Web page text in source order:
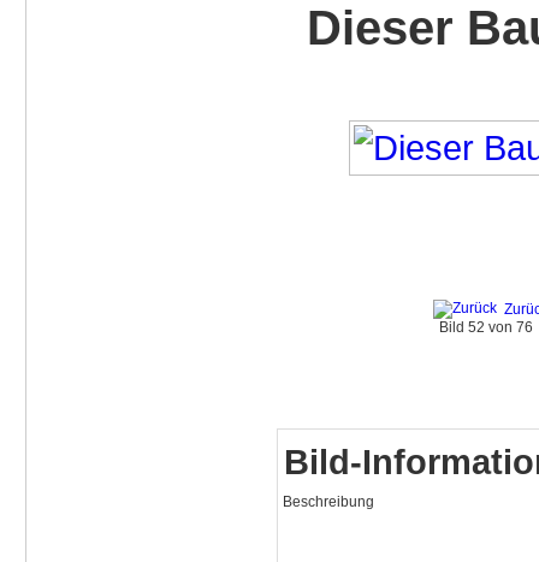
Dieser
Bild 52 von 76
Bild-
Beschreibung